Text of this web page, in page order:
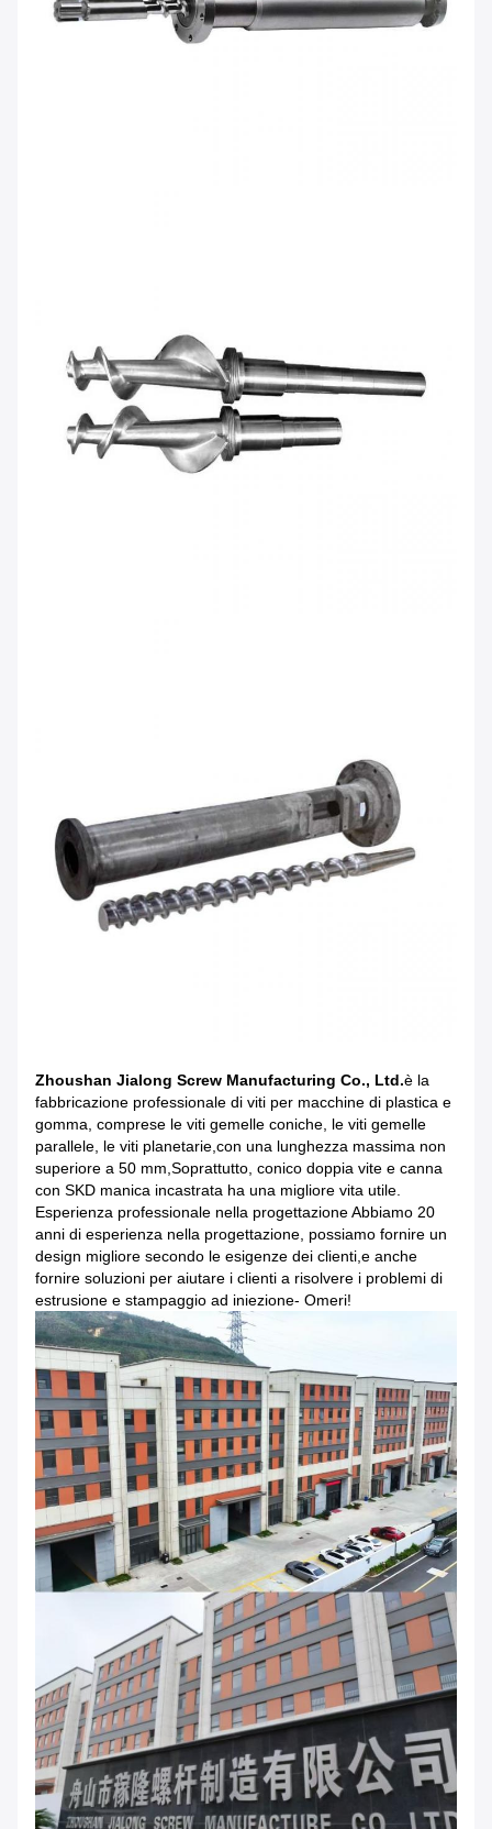
Zhoushan Jialong Screw Manufacturing Co., Ltd.è la
fabbricazione professionale di viti per macchine di plastica e
gomma, comprese le viti gemelle coniche, le viti gemelle
parallele, le viti planetarie,con una lunghezza massima non
superiore a 50 mm,Soprattutto, conico doppia vite e canna
con SKD manica incastrata ha una migliore vita utile.
Esperienza professionale nella progettazione Abbiamo 20
anni di esperienza nella progettazione, possiamo fornire un
design migliore secondo le esigenze dei clienti,e anche
fornire soluzioni per aiutare i clienti a risolvere i problemi di
estrusione e stampaggio ad iniezione- Omeri!